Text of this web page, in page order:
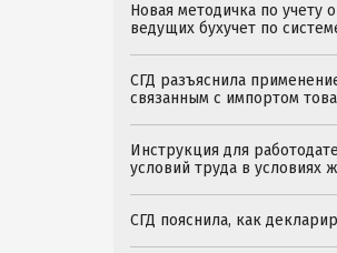
Новая методичка по учету
ведущих бухучет по
СГД разъяснила
связанным с импортом
Инструкция для
условий труда в условиях
СГД пояснила, как